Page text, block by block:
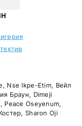
Nse Ikpe-Etim, Вейл
Браун, Dimeji
Peace Oseyenum,
Sharon Oji